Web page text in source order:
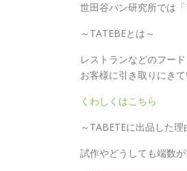
世田谷パン研究所では
～TATEBEとは～
レストランなどのフー
お客様に引き取りにきて
くわしくはこちら
～TABETEに出品した理
試作やどうしても端数